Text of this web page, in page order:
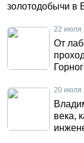
золотодобычи в
22 июля
От
20 июля
века,